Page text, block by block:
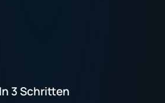
In 3 Schritten